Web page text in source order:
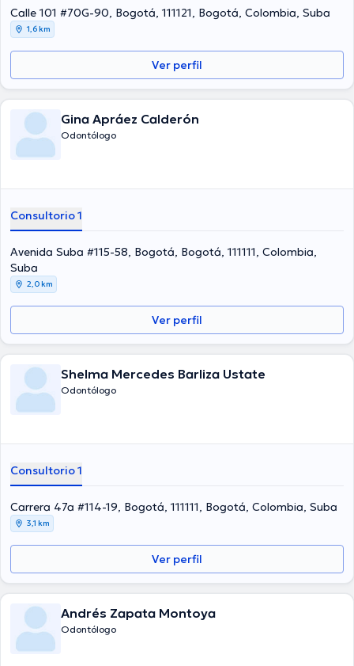
Calle 101 #70G-90, Bogotá, 111121, Bogotá, Colombia, Suba
1,6 km
Ver perfil
Gina Apráez Calderón
Odontólogo
Consultorio 1
Avenida Suba #115-58, Bogotá, Bogotá, 111111, Colombia,
Suba
2,0 km
Ver perfil
Shelma Mercedes Barliza Ustate
Odontólogo
Consultorio 1
Carrera 47a #114-19, Bogotá, 111111, Bogotá, Colombia, Suba
3,1 km
Ver perfil
Andrés Zapata Montoya
Odontólogo